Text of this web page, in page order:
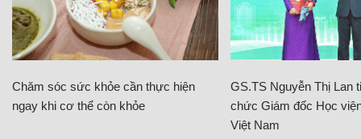
Chăm sóc sức khỏe cần thực hiện
ngay khi cơ thể còn khỏe
GS.TS Nguyễn Thị Lan
chức Giám đốc Học
Việt Nam